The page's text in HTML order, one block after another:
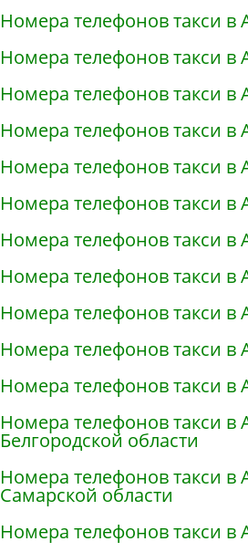
Номера телефонов такси в
Номера телефонов такси в
Номера телефонов такси в
Номера телефонов такси в
Номера телефонов такси в
Номера телефонов такси в
Номера телефонов такси в
Номера телефонов такси в
Номера телефонов такси в
Номера телефонов такси в
Номера телефонов такси в
Номера телефонов такси в
Белгородской области
Номера телефонов такси в
Самарской области
Номера телефонов такси в